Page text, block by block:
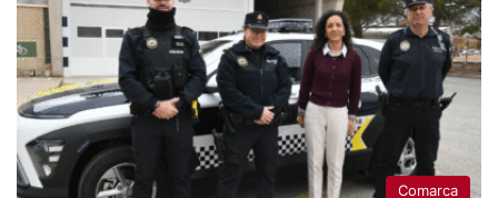
Comarca